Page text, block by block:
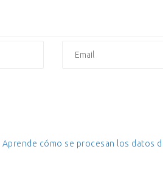
Aprende cómo se procesan los datos